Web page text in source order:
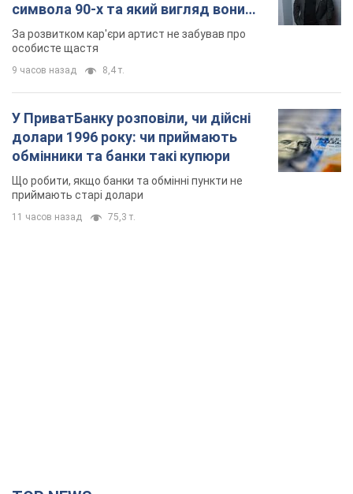
символа 90-х та який вигляд вони
мають
За розвитком кар'єри артист не забував про
особисте щастя
9 часов назад 8,4 т.
У ПриватБанку розповіли, чи дійсні
долари 1996 року: чи приймають
обмінники та банки такі купюри
Що робити, якщо банки та обмінні пункти не
приймають старі долари
11 часов назад 75,3 т.